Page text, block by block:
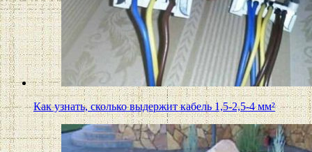
Как узнать, сколько выдержит кабель 1,5-2,5-4 мм²